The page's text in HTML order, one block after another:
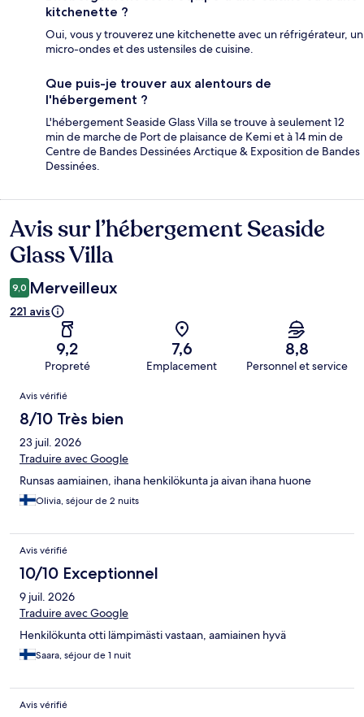
kitchenette ?
Oui, vous y trouverez une kitchenette avec un réfrigérateur, un
micro-ondes et des ustensiles de cuisine.
Que puis-je trouver aux alentours de
l'hébergement ?
L'hébergement Seaside Glass Villa se trouve à seulement 12
min de marche de Port de plaisance de Kemi et à 14 min de
Centre de Bandes Dessinées Arctique & Exposition de Bandes
Dessinées.
Avis
Avis sur l’hébergement Seaside
Glass Villa
9,0 Merveilleux
221 avis
9,2
Propreté
7,6
Emplacement
8,8
Personnel et service
Avis
Avis vérifié
8/10 Très bien
23 juil. 2026
Traduire avec Google
Runsas aamiainen, ihana henkilökunta ja aivan ihana huone
Olivia, séjour de 2 nuits
Avis vérifié
10/10 Exceptionnel
9 juil. 2026
Traduire avec Google
Henkilökunta otti lämpimästi vastaan, aamiainen hyvä
Saara, séjour de 1 nuit
Avis vérifié